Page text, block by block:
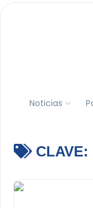
Noticias
CLAVE: